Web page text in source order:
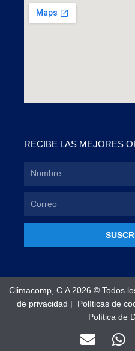
RECIBE LAS MEJORES
Climacomp, C.A 2026 © Todos
de privacidad | Políticas de
Política de
E
n
W
h